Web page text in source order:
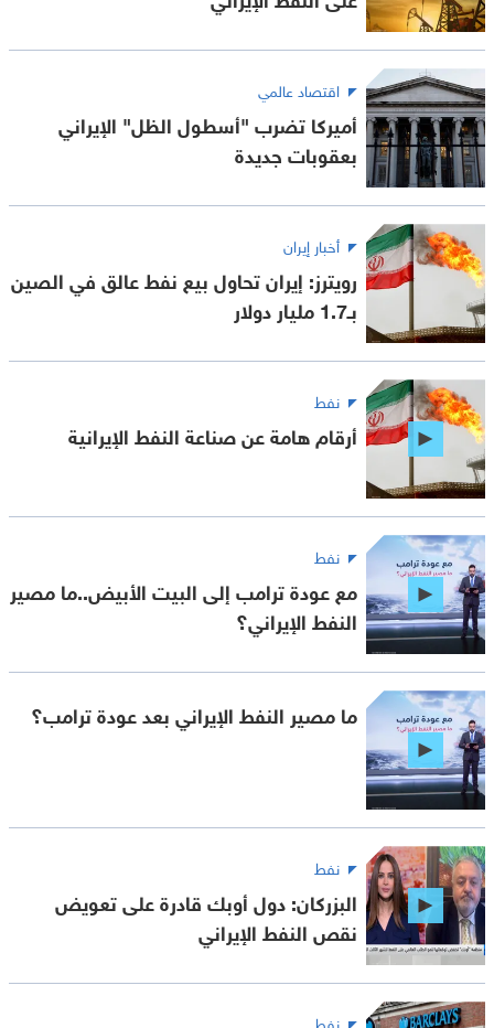
اقتصاد عالمي
أميركا تضرب "أسطول الظل" الإيراني
بعقوبات جديدة
أخبار إيران
رويترز: إيران تحاول بيع نفط عالق في الصين
بـ1.7 مليار دولار
نفط
أرقام هامة عن صناعة النفط الإيرانية
نفط
مع عودة ترامب إلى البيت الأبيض..ما مصير
النفط الإيراني؟
ما مصير النفط الإيراني بعد عودة ترامب؟
نفط
البزركان: دول أوبك قادرة على تعويض
نقص النفط الإيراني
نفط